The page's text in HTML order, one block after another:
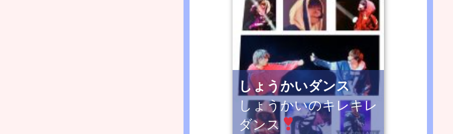
しょうかいダンス
しょうかいのキレキレ
ダンス